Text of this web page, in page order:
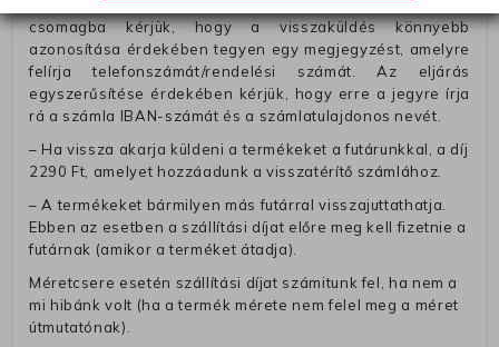
értéke eltér 0 FT-tól, nem fogadunk el. A futárnak átadott
csomagba kérjük, hogy a visszaküldés könnyebb
azonosítása érdekében tegyen egy megjegyzést, amelyre
felírja telefonszámát/rendelési számát. Az eljárás
egyszerűsítése érdekében kérjük, hogy erre a jegyre írja
rá a számla IBAN-számát és a számlatulajdonos nevét.
– Ha vissza akarja küldeni a termékeket a futárunkkal, a díj
2290 Ft, amelyet hozzáadunk a visszatérítő számlához.
– A termékeket bármilyen más futárral visszajuttathatja.
Ebben az esetben a szállítási díjat előre meg kell fizetnie a
futárnak (amikor a terméket átadja).
Méretcsere esetén szállítási díjat számitunk fel, ha nem a
mi hibánk volt (ha a termék mérete nem felel meg a méret
útmutatónak).